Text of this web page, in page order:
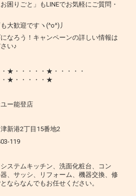
困りごと」もLINEでお気軽にご質問・
大歓迎ですヽ(^o^)丿
なろう！キャンペーンの詳しい情報は
い♪
★・・・・・★・・・・・
★・・・・・★
ー能登店
新港2丁目15番地2
119
ステムキッチン、洗面化粧台、コン
、サッシ、リフォーム、機器交換、修
ならなんでもお任せください。